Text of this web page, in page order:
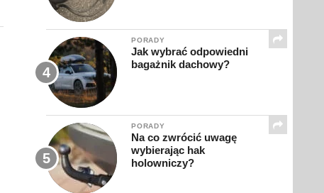
PORADY
Jak wybrać odpowiedni
bagażnik dachowy?
PORADY
Na co zwrócić uwagę
wybierając hak
holowniczy?